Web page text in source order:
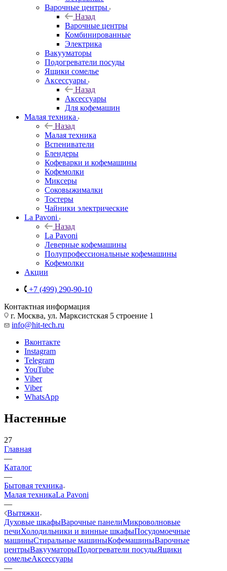
Варочные центры
Назад
Варочные центры
Комбинированные
Электрика
Вакууматоры
Подогреватели посуды
Ящики сомелье
Аксессуары
Назад
Аксессуары
Для кофемашин
Малая техника
Назад
Малая техника
Вспениватели
Блендеры
Кофеварки и кофемашины
Кофемолки
Миксеры
Соковыжималки
Тостеры
Чайники электрические
La Pavoni
Назад
La Pavoni
Леверные кофемашины
Полупрофессиональные кофемашины
Кофемолки
Акции
+7 (499) 290-90-10
Контактная информация
г. Москва, ул. Марксистская 5 строение 1
info@hit-tech.ru
Вконтакте
Instagram
Telegram
YouTube
Viber
Viber
WhatsApp
Настенные
27
Главная
—
Каталог
—
Бытовая техника
Малая техникаLa Pavoni
—
Вытяжки
Духовые шкафыВарочные панелиМикроволновые
печиХолодильники и винные шкафыПосудомоечные
машиныСтиральные машиныКофемашиныВарочные
центрыВакууматорыПодогреватели посудыЯщики
сомельеАксессуары
—